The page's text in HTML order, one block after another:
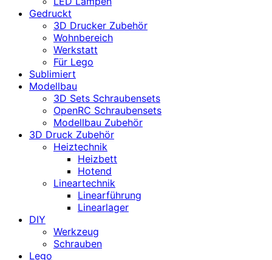
Gedruckt
3D Drucker Zubehör
Wohnbereich
Werkstatt
Für Lego
Sublimiert
Modellbau
3D Sets Schraubensets
OpenRC Schraubensets
Modellbau Zubehör
3D Druck Zubehör
Heiztechnik
Heizbett
Hotend
Lineartechnik
Linearführung
Linearlager
DIY
Werkzeug
Schrauben
Lego